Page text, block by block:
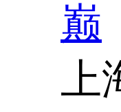
巅
上